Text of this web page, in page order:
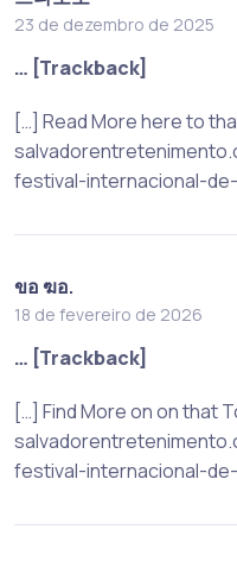
23 de dezembro de 2025
… [Trackback]
[…] Read More here to
festival-internacional-
ขอ ฆอ.
18 de fevereiro de 2026
… [Trackback]
[…] Find More on on that
festival-internacional-